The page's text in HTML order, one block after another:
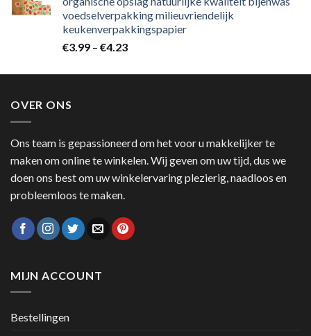
voedselverpakking milieuvriendelijk
keukenverpakkingspapier
€3.99 – €4.23
OVER ONS
Ons team is gepassioneerd om het voor u makkelijker te
maken om online te winkelen. Wij geven om uw tijd, dus we
doen ons best om uw winkelervaring plezierig, naadloos en
probleemloos te maken.
MIJN ACCOUNT
Bestellingen